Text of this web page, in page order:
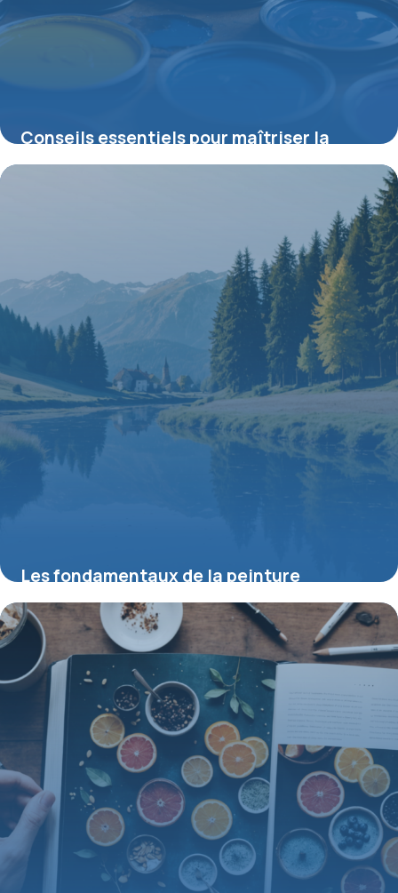
Conseils essentiels pour maîtriser la
peinture acrylique et optimiser vos
Les fondamentaux de la peinture
aquarelle paysage pour débutants
8 juin 2026